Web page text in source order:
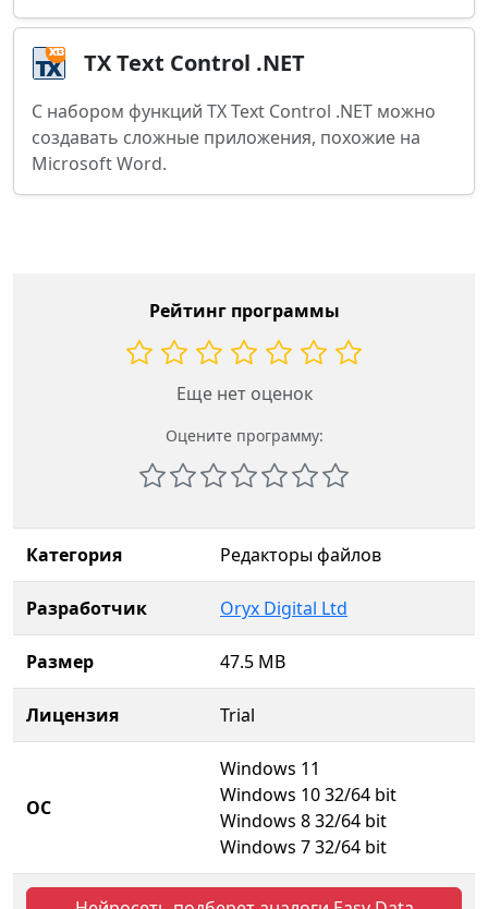
TX Text Control .NET
С набором функций TX Text Control .NET можно
создавать сложные приложения, похожие на
Microsoft Word.
Рейтинг программы
Еще нет оценок
Оцените программу:
Категория Редакторы файлов
Разработчик Oryx Digital Ltd
Размер 47.5 MB
Лицензия Trial
ОС
Windows 11
Windows 10 32/64 bit
Windows 8 32/64 bit
Windows 7 32/64 bit